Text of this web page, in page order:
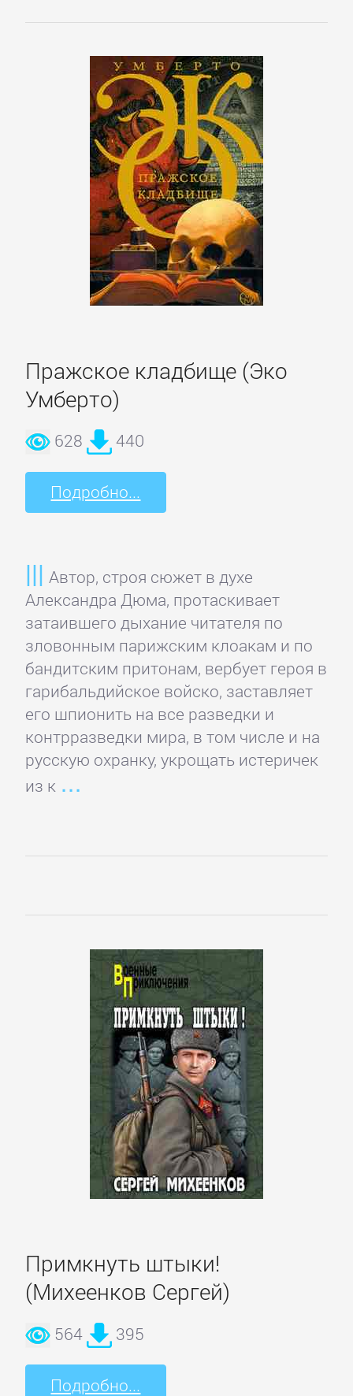
Пражское кладбище (Эко
Умберто)
628 440
Подробно...
Автор, строя сюжет в духе
Александра Дюма, протаскивает
затаившего дыхание читателя по
зловонным парижским клоакам и по
бандитским притонам, вербует героя в
гарибальдийское войско, заставляет
его шпионить на все разведки и
контрразведки мира, в том числе и на
русскую охранку, укрощать истеричек
из к
Примкнуть штыки!
(Михеенков Сергей)
564 395
Подробно...
Литература
Присоединиться
БИЗНЕС
Банковское
дело
Бухучет,
налогообложение,
аудит
Делопроизводство
Зарубежная
деловая
литература
Корпоративная
культура
бизнес
Маркетинг,
реклама
Недвижимость
популярно
Поиск
работы,
карьера
Управление,